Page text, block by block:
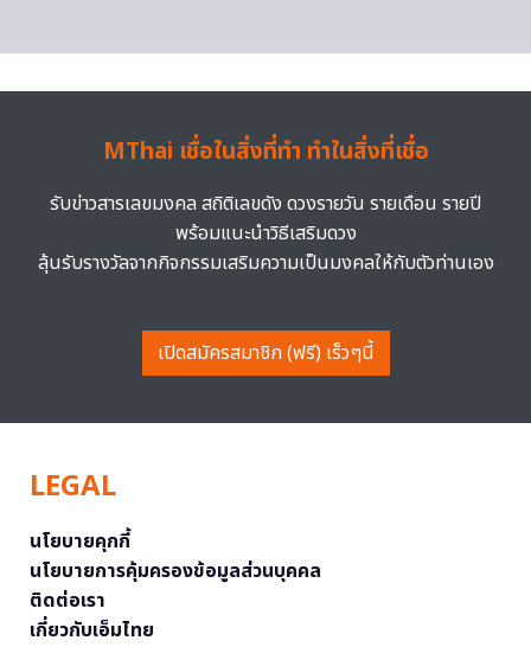
MThai เชื่อในสิ่งที่ทำ ทำในสิ่งที่เชื่อ
รับข่าวสารเลขมงคล สถิติเลขดัง ดวงรายวัน รายเดือน รายปี
พร้อมแนะนำวิธีเสริมดวง
ลุ้นรับรางวัลจากกิจกรรมเสริมความเป็นมงคลให้กับตัวท่านเอง
เปิดสมัครสมาชิก (ฟรี) เร็วๆนี้
LEGAL
นโยบายคุกกี้
นโยบายการคุ้มครองข้อมูลส่วนบุคคล
ติดต่อเรา
เกี่ยวกับเอ็มไทย